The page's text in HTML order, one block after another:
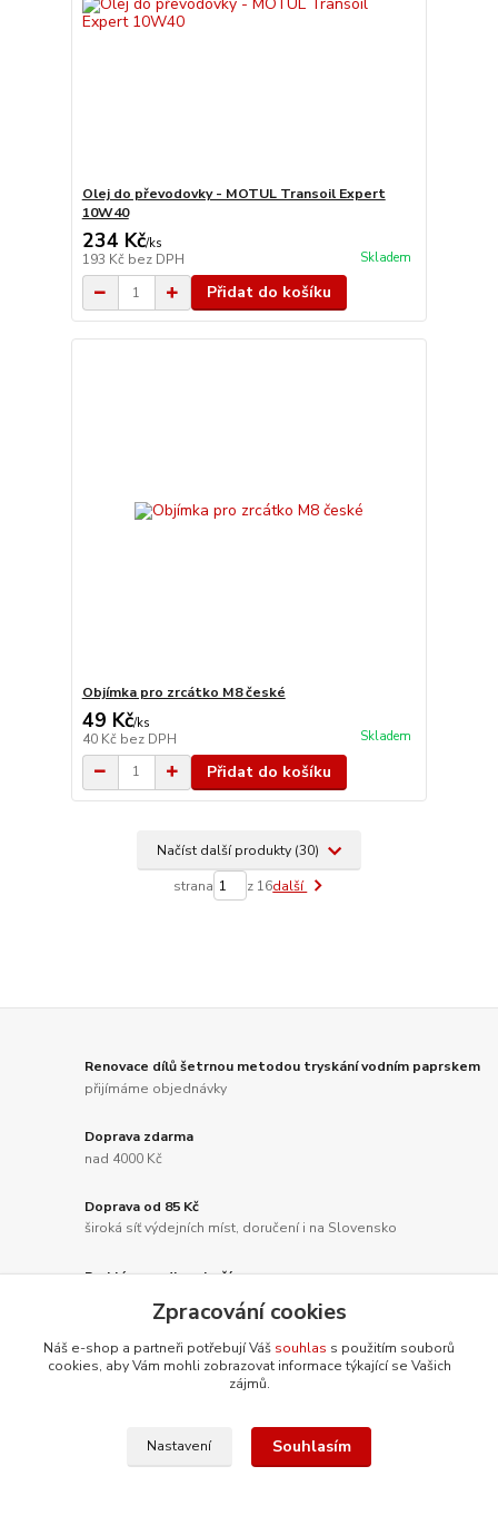
Olej do převodovky - MOTUL Transoil Expert
10W40
234 Kč/ks
193 Kč bez DPH Skladem
Přidat do košíku
Objímka pro zrcátko M8 české
49 Kč/ks
40 Kč bez DPH Skladem
Přidat do košíku
Načíst další produkty (30)
strana z 16další
Renovace dílů šetrnou metodou tryskání vodním paprskem
přijímáme objednávky
Doprava zdarma
nad 4000 Kč
Doprava od 85 Kč
široká síť výdejních míst, doručení i na Slovensko
Rychlá expedice zboží
slevy!
Zpracování cookies
Náš e-shop a partneři potřebují Váš souhlas s použitím souborů
cookies, aby Vám mohli zobrazovat informace týkající se Vašich
zájmů.
Nastavení Souhlasím